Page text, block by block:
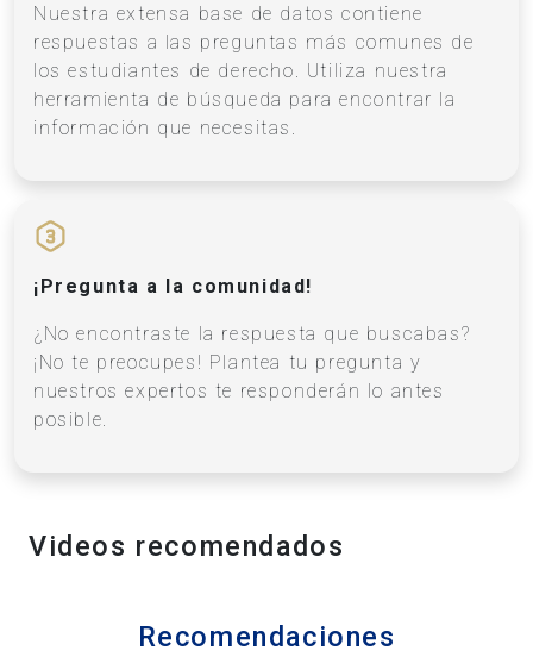
Nuestra extensa base de datos contiene
respuestas a las preguntas más comunes de
los estudiantes de derecho. Utiliza nuestra
herramienta de búsqueda para encontrar la
información que necesitas.
¡Pregunta a la comunidad!
¿No encontraste la respuesta que buscabas?
¡No te preocupes! Plantea tu pregunta y
nuestros expertos te responderán lo antes
posible.
Videos recomendados
Recomendaciones